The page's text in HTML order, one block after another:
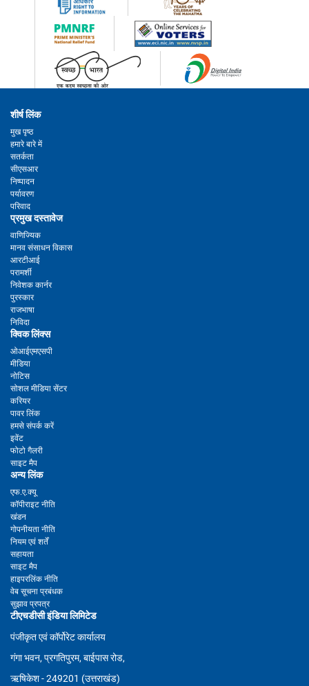
शीर्ष लिंक
मुख पृष्ठ
हमारे बारे में
सतर्कता
सीएसआर
निष्पादन
पर्यावरण
परिवाद
प्रमुख दस्तावेज
वाणिज्यिक
मानव संसाधन विकास
आरटीआई
परामर्शी
निवेशक कार्नर
पुरस्कार
राजभाषा
निविदा
क्विक लिंक्स
ओआईएमएसपी
मीडिया
नोटिस
सोशल मीडिया सेंटर
करियर
पावर लिंक
हमसे संपर्क करें
इवेंट
फोटो गैलरी
साइट मैप
अन्य लिंक
एफ.ए.क्यू
कॉपीराइट नीति
खंडन
गोपनीयता नीति
नियम एवं शर्तें
सहायता
साइट मैप
हाइपरलिंक नीति
वेब सूचना प्रबंधक
सुझाव प्रपत्र
टीएचडीसी इंडिया लिमिटेड
पंजीकृत एवं कॉर्पोरेट कार्यालय
गंगा भवन, प्रगतिपुरम, बाईपास रोड,
ऋषिकेश - 249201 (उत्तराखंड)